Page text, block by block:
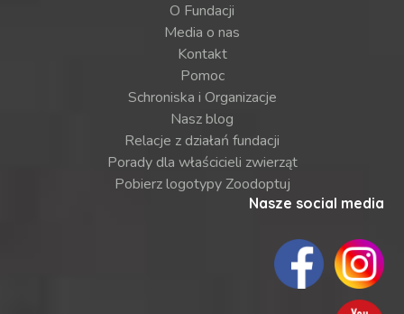
O Fundacji
Media o nas
Kontakt
Pomoc
Schroniska i Organizacje
Nasz blog
Relacje z działań fundacji
Porady dla właścicieli zwierząt
Pobierz logotypy Zoodoptuj
Nasze social media